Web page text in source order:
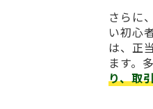
さらに
い初心
は、正
ます。
り、取